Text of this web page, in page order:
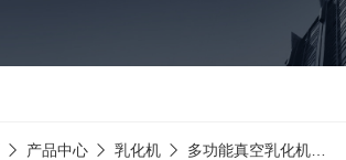
产品中心 乳化机 多功能真空乳化机